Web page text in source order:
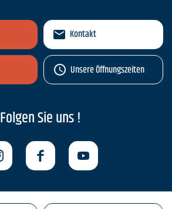
Kontakt
Unsere Öffnungszeiten
Folgen Sie uns !